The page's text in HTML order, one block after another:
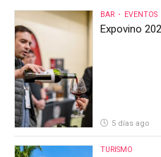
BAR EVENTOS
Expovino
5 días ago
TURISMO